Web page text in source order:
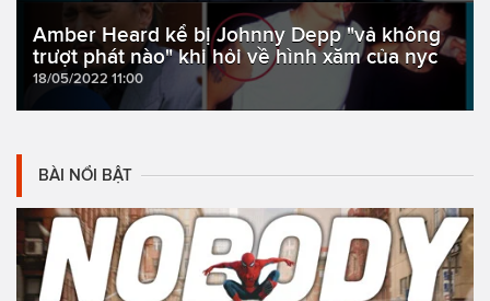
Amber Heard kể bị Johnny Depp "vả không
trượt phát nào" khi hỏi về hình xăm của nyc
18/05/2022 11:00
BÀI NỔI BẬT